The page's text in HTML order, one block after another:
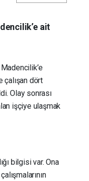
ait
çalışan dört
Olay sonrası
işçiye ulaşmak
bilgisi var. Ona